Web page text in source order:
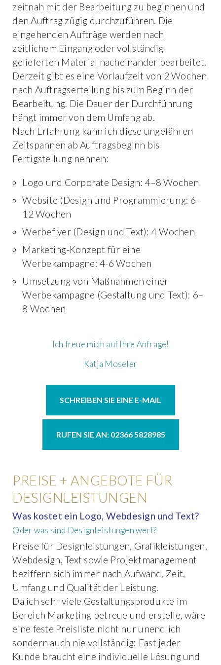
zeitnah mit der Bearbeitung zu beginnen und
den Auftrag zügig durchzuführen. Die
eingehenden Aufträge werden nach
zeitlichem Eingang oder vollständig
gelieferten Material nacheinander bearbeitet.
Derzeit gibt es eine Vorlaufzeit von 2 Wochen
nach Auftragserteilung bis zum Beginn der
Bearbeitung. Die Dauer der Durchführung
hängt immer von dem Umfang ab.
Nach Erfahrung kann ich diese ungefähren
Zeitspannen ab Auftragsbeginn bis
Fertigstellung nennen:
Logo und Corporate Design: 4–8 Wochen
Website (Design und Programmierung: 6–
12 Wochen
Werbeflyer (Design und Text): 4 Wochen
Marketing-Konzept für eine
Werbekampagne: 4-6 Wochen
Umsetzung von Maßnahmen einer
Werbekampagne (Gestaltung und Text): 6–
8 Wochen
Ich freue mich auf Ihre Anfrage!
Katja Moseler
SCHREIBEN SIE EINE E-MAIL
RUFEN SIE AN: 02366 5828985
PREISE + ANGEBOTE FÜR
DESIGNLEISTUNGEN
Was kostet ein Logo, Webdesign und Text?
Oder was sind Designleistungen wert?
Preise für Designleistungen, Grafikleistungen,
Webdesign, Text sowie Projektmanagement
beziffern sich immer nach Aufwand, Zeit,
Umfang und Qualität der Leistung.
Da ich sehr viele Gestaltungsprodukte im
Bereich Marketing betreue und erstelle, wäre
eine feste Preisliste nicht nur unendlich
sondern auch nie vollständig: Fast jeder
Kunde braucht eine individuelle Lösung und